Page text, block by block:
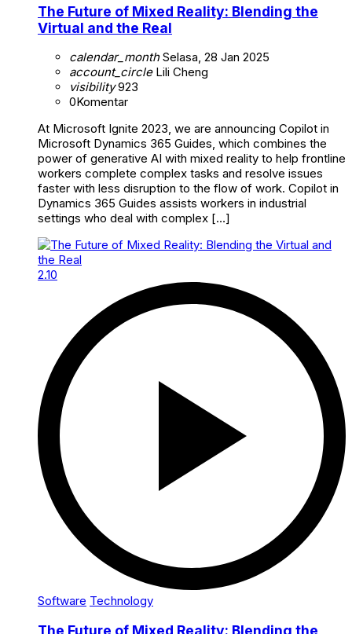
The Future of Mixed Reality: Blending the
Virtual and the Real
calendar_monthSelasa, 28 Jan 2025
account_circleLili Cheng
visibility923
0Komentar
At Microsoft Ignite 2023, we are announcing Copilot in
Microsoft Dynamics 365 Guides, which combines the
power of generative AI with mixed reality to help frontline
workers complete complex tasks and resolve issues
faster with less disruption to the flow of work. Copilot in
Dynamics 365 Guides assists workers in industrial
settings who deal with complex […]
2.10
Software Technology
The Future of Mixed Reality: Blending the